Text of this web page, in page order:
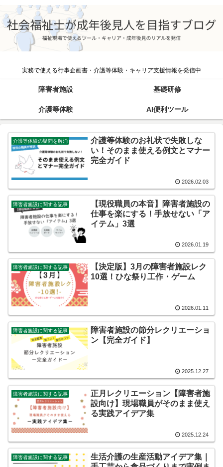
実務で使える行事企画書・介護等体験・キャリア支援情報を発信中
障害者施設 基礎研修
介護等体験 AI便利ツール
介護等体験の疑問を解消
介護等体験のお礼状で失敗しな
い！そのまま使える例文とマナー
完全ガイド
2026.02.03
障害者施設に関する記事
【現役職員の本音】障害者施設の
仕事を楽にする！手放せない「ア
イテム」3選
2026.01.19
障害者施設に関する記事
【決定版】3月の障害者施設レク
10選！ひな祭り工作・ゲーム
2026.01.11
障害者施設に関する記事
障害者施設の節分レクリエーショ
ン【完全ガイド】
2025.12.27
障害者施設に関する記事
正月レクリエーション【障害者施
設向け】現場職員がそのまま使え
る実践アイデア集
2025.12.24
障害者施設に関する記事
生活介護の生産活動アイデア集｜